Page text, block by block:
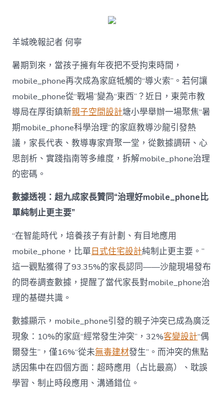
治
理
難
題？
讓
mobilJIUYI
俱
意
空
間
設
成
為
東
西”，
而
非
“家
庭
中
羊城晚報記者 何寧
暑期到來，當孩子擁有年夜把不受拘束時間，
mobile_phone再次成為家庭牴觸的“導火索”。若何讓
mobile_phone從“戰場”變為“東西”？近日，東莞市教
導局在厚街鎮新親子空間設計塘小學舉辦一場聚焦“暑
期mobile_phone科學治理”的家庭教導沙龍引發熱
議，家長代表、教導專家齊聚一堂，從數據調研、心
思剖析、實踐指南等多維度，拆解mobile_phone治理
的密碼。
數據透視：超九成家長贊同“治理好mobile_phone比
單純制止更主要”
“在智能時代，培養孩子有計劃、有目地應用
mobile_phone，比單日式住宅設計純制止更主要。”
這一觀點獲得了93.35%的家長認同——沙龍現場發布
的問卷調查數據，提醒了當代家長對mobile_phone治
理的基礎共識。
數據顯示，mobile_phone引發的親子沖突已成為廣泛
現象：10%的家庭“經常發生沖突”，32%客變設計“偶
爾發生”，僅16%“從未無毒建材發生”。而沖突的焦點
誘因集中在四個方面：超時應用（占比最高）、耽誤
學習、制止時段應用、溝通錯位。